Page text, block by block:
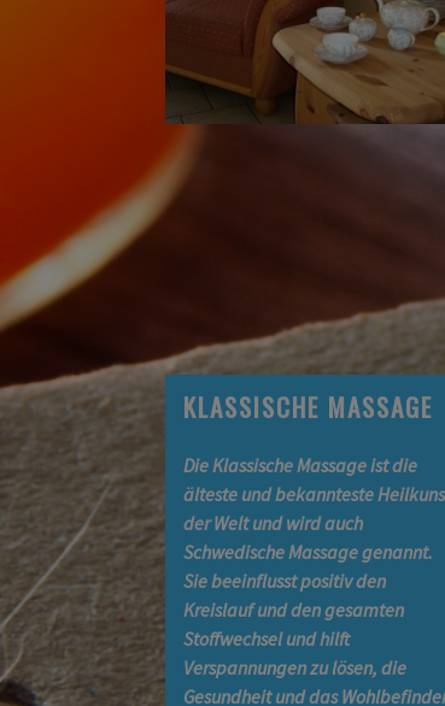
KLASSISCHE MASSAGE
Die Klassische Massage ist die
älteste und bekannteste
der Welt und wird auch
Schwedische Massage genannt.
Sie beeinflusst positiv den
Kreislauf und den gesamten
Stoffwechsel und hilft
Verspannungen zu lösen, die
Gesundheit und das